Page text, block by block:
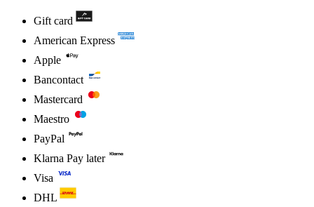
Gift card
American Express
Apple
Bancontact
Mastercard
Maestro
PayPal
Klarna Pay later
Visa
DHL